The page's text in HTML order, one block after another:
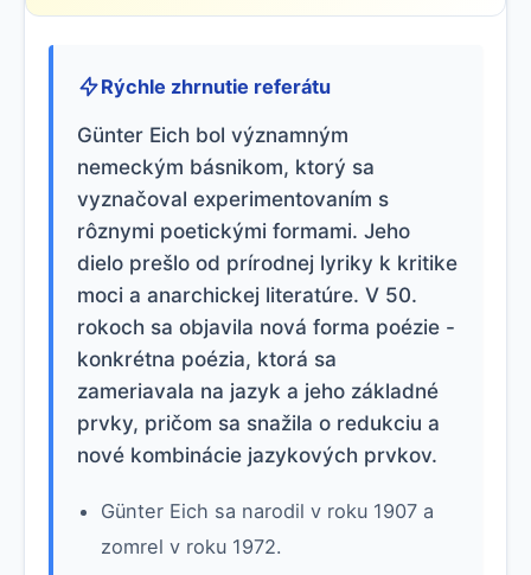
Rýchle zhrnutie referátu
Günter Eich bol významným
nemeckým básnikom, ktorý sa
vyznačoval experimentovaním s
rôznymi poetickými formami. Jeho
dielo prešlo od prírodnej lyriky k kritike
moci a anarchickej literatúre. V 50.
rokoch sa objavila nová forma poézie -
konkrétna poézia, ktorá sa
zameriavala na jazyk a jeho základné
prvky, pričom sa snažila o redukciu a
nové kombinácie jazykových prvkov.
Günter Eich sa narodil v roku 1907 a
zomrel v roku 1972.